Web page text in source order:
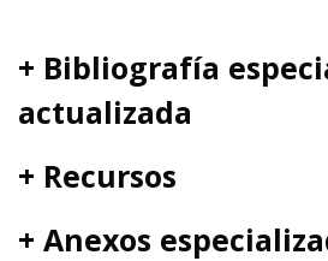
+ Bibliografía
actualizada
+ Recursos
+ Anexos